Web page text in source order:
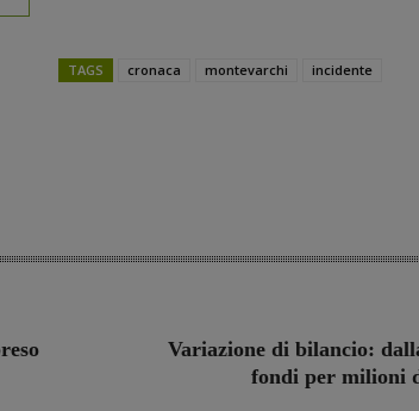
TAGS cronaca montevarchi incidente
Variazione di bilancio:
fondi per milioni